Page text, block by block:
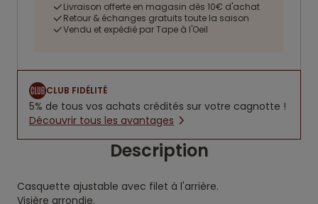
Livraison offerte en magasin dès 10€ d'achat
Retour & échanges gratuits toute la saison
Vendu et expédié par Tape à l'Oeil
CLUB FIDÉLITÉ
5% de tous vos achats crédités sur votre cagnotte !
Découvrir tous les avantages
Description
Casquette ajustable avec filet à l'arrière.
Visière arrondie.